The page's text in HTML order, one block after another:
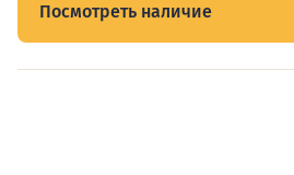
Посмотреть наличие